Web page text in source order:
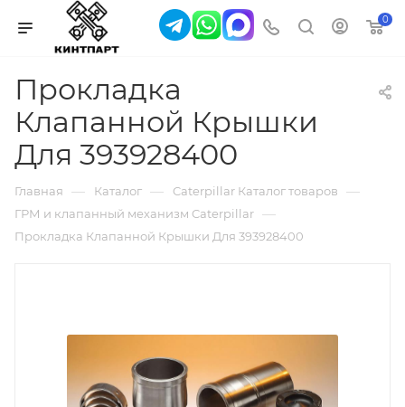
0
Прокладка
Клапанной Крышки
Для 393928400
Главная — Каталог — Caterpillar Каталог товаров —
ГРМ и клапанный механизм Caterpillar —
Прокладка Клапанной Крышки Для 393928400